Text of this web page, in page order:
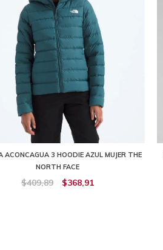
ACONCAGUA 3 HOODIE AZUL MUJER THE
NORTH FACE
$409,89 $368,91